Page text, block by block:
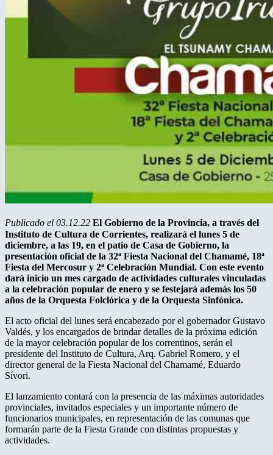
Publicado el 03.12.22 El Gobierno de la Provincia, a través del
Instituto de Cultura de Corrientes, realizará el lunes 5 de
diciembre, a las 19, en el patio de Casa de Gobierno, la
presentación oficial de la 32ª Fiesta Nacional del Chamamé, 18ª
Fiesta del Mercosur y 2ª Celebración Mundial. Con este evento
dará inicio un mes cargado de actividades culturales vinculadas
a la celebración popular de enero y se festejará además los 50
años de la Orquesta Folclórica y de la Orquesta Sinfónica.
El acto oficial del lunes será encabezado por el gobernador Gustavo
Valdés, y los encargados de brindar detalles de la próxima edición
de la mayor celebración popular de los correntinos, serán el
presidente del Instituto de Cultura, Arq. Gabriel Romero, y el
director general de la Fiesta Nacional del Chamamé, Eduardo
Sívori.
El lanzamiento contará con la presencia de las máximas autoridades
provinciales, invitados especiales y un importante número de
funcionarios municipales, en representación de las comunas que
formarán parte de la Fiesta Grande con distintas propuestas y
actividades.